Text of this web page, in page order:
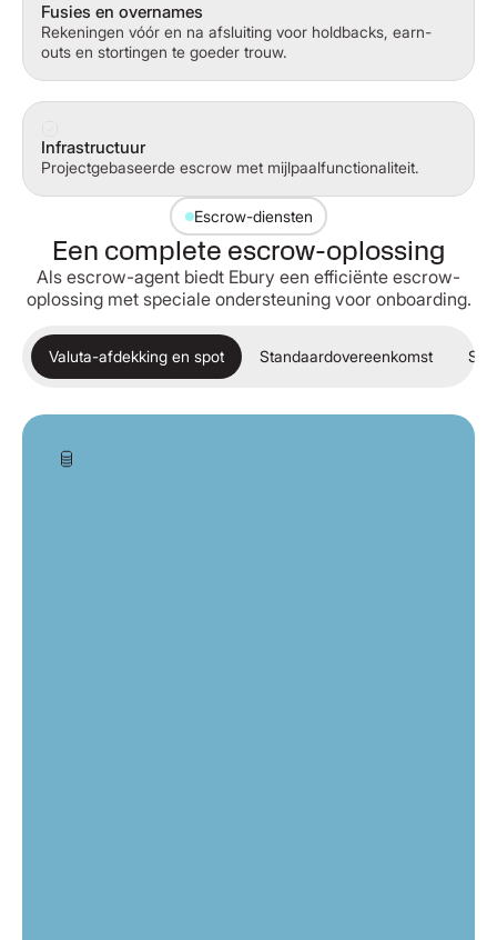
Fusies en overnames
Rekeningen vóór en na afsluiting voor holdbacks, earn-
outs en stortingen te goeder trouw.
Infrastructuur
Projectgebaseerde escrow met mijlpaalfunctionaliteit.
Escrow-diensten
Een complete escrow-oplossing
Als escrow-agent biedt Ebury een efficiënte escrow-
oplossing met speciale ondersteuning voor onboarding.
Valuta-afdekking en spot Standaardovereenkomst